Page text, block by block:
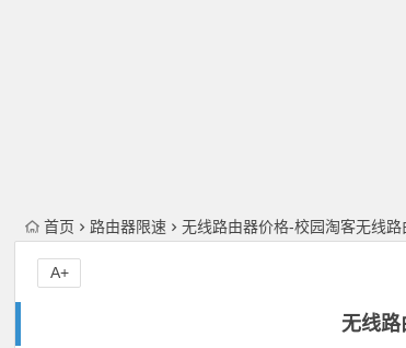
首页 路由器限速 无线路由器价格-校园淘客无线路
无线
A+